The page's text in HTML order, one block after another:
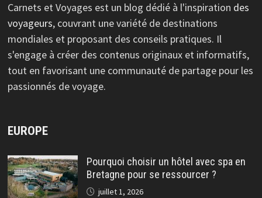
Carnets et Voyages est un blog dédié à l'inspiration des
voyageurs, couvrant une variété de destinations
mondiales et proposant des conseils pratiques. Il
s'engage à créer des contenus originaux et informatifs,
tout en favorisant une communauté de partage pour les
passionnés de voyage.
EUROPE
Pourquoi choisir un hôtel avec spa en
Bretagne pour se ressourcer ?
juillet 1, 2026